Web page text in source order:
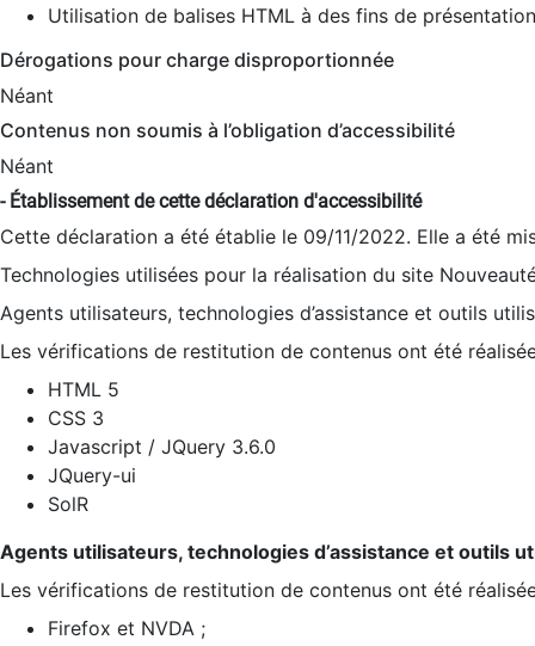
Utilisation de balises HTML à des fins de
Dérogations pour charge disproportionnée
Néant
Contenus non soumis à l’obligation d’accessibilité
Néant
- Établissement de cette déclaration d'accessibilité
Cette déclaration a été établie le 09/11/2022. Elle a été
Technologies utilisées pour la réalisation du site
Agents utilisateurs, technologies d’assistance et outils
Les vérifications de restitution de contenus ont été
HTML 5
CSS 3
Javascript / JQuery 3.6.0
JQuery-ui
SolR
Agents utilisateurs, technologies d’assistance et outils
Les vérifications de restitution de contenus ont été
Firefox et NVDA ;